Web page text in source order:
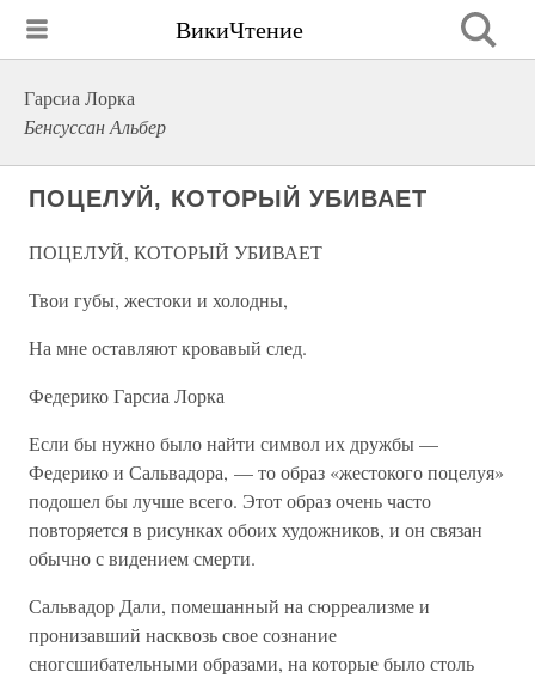
ВикиЧтение
Гарсиа Лорка
Бенсуссан Альбер
ПОЦЕЛУЙ, КОТОРЫЙ УБИВАЕТ
ПОЦЕЛУЙ, КОТОРЫЙ УБИВАЕТ
Твои губы, жестоки и холодны,
На мне оставляют кровавый след.
Федерико Гарсиа Лорка
Если бы нужно было найти символ их дружбы —
Федерико и Сальвадора, — то образ «жестокого поцелуя»
подошел бы лучше всего. Этот образ очень часто
повторяется в рисунках обоих художников, и он связан
обычно с видением смерти.
Сальвадор Дали, помешанный на сюрреализме и
пронизавший насквозь свое сознание
сногсшибательными образами, на которые было столь